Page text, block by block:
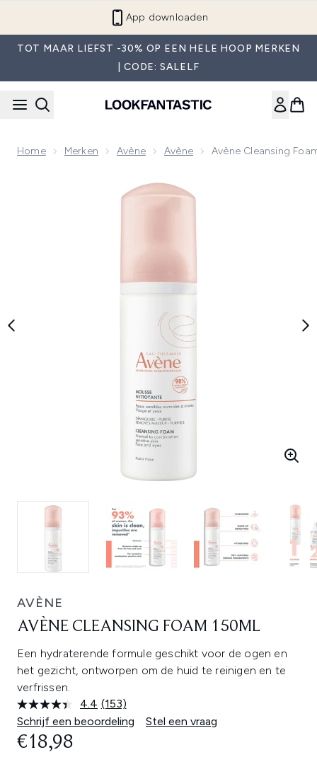
App downloaden
TOT MAAR LIEFST -30% OP EEN HELE HOOP MERKEN
| CODE: SALELF
Home Merken Avène Avène Avène Cleansing
AVÈNE
AVÈNE CLEANSING FOAM 150ML
Een hydraterende formule geschikt voor de ogen en
het gezicht, ontworpen om de huid te reinigen en te
verfrissen.
4.4 Lees
153
beoordelingen.
(153)
Schrijf een beoordeling
Stel een vraag
€18,98